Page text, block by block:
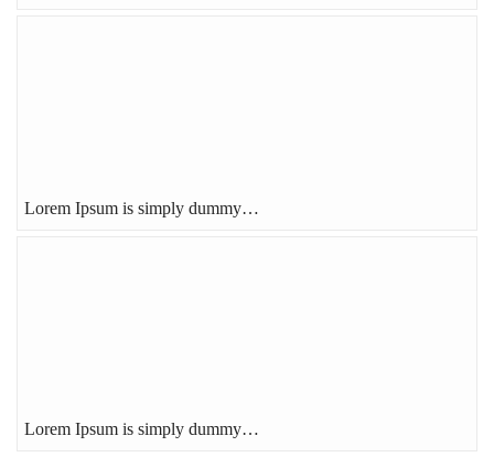
Lorem Ipsum is simply dummy…
Lorem Ipsum is simply dummy…